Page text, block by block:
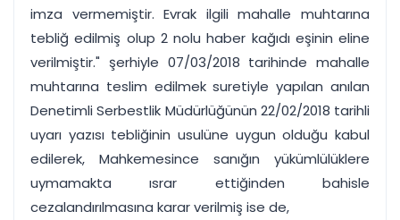
imza vermemiştir. Evrak ilgili mahalle muhtarına
tebliğ edilmiş olup 2 nolu haber kağıdı eşinin eline
verilmiştir." şerhiyle 07/03/2018 tarihinde mahalle
muhtarına teslim edilmek suretiyle yapılan anılan
Denetimli Serbestlik Müdürlüğünün 22/02/2018 tarihli
uyarı yazısı tebliğinin usulüne uygun olduğu kabul
edilerek, Mahkemesince sanığın yükümlülüklere
uymamakta ısrar ettiğinden bahisle
cezalandırılmasına karar verilmiş ise de,